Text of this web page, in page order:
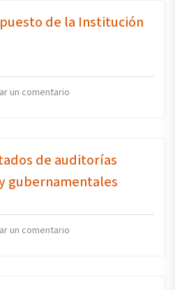
de la Institución
un comentario
de auditorías
gubernamentales
un comentario